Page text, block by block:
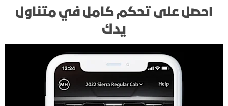
احصل على تحكم كامل في متناول
يدك